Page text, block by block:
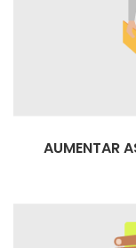
AUMENTAR